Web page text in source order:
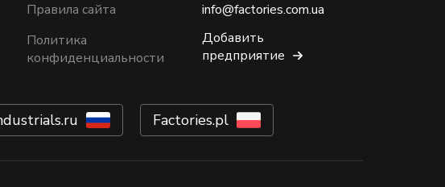
Правила сайта
Политика
конфиденциальности
info@factories.com.ua
Добавить
предприятие
Factories.pl